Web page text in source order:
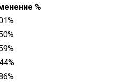
%
%
%
%
%
%